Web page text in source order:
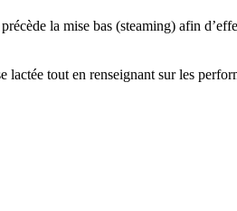
la mise bas (steaming) afin
tout en renseignant sur les